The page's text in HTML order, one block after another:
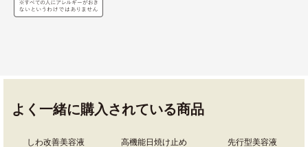
よく一緒に購入されている商品
しわ改善美容液 高機能日焼け止め 先行型美容液